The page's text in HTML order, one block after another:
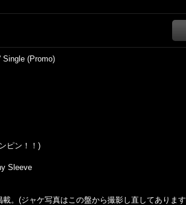
Single (Promo)
ピン！！)
Sleeve
。 (ジャケ写真はこの盤から撮影し直してありま